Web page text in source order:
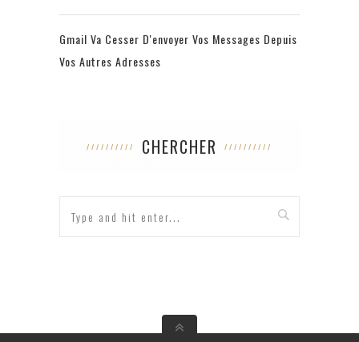
Gmail Va Cesser D'envoyer Vos Messages Depuis
Vos Autres Adresses
CHERCHER